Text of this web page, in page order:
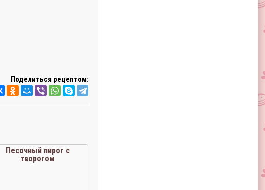
Поделиться рецептом:
Песочный пирог с
творогом